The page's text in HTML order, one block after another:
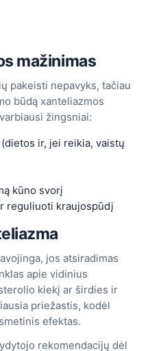
mažinimas
pakeisti nepavyks, tačiau
būdą xanteliazmos
žingsniai:
ir, jei reikia, vaistų
kūno svorį
reguliuoti kraujospūdį
jos atsiradimas
apie vidinius
kiekį ar širdies ir
priežastis, kodėl
efektas.
rekomendacijų dėl